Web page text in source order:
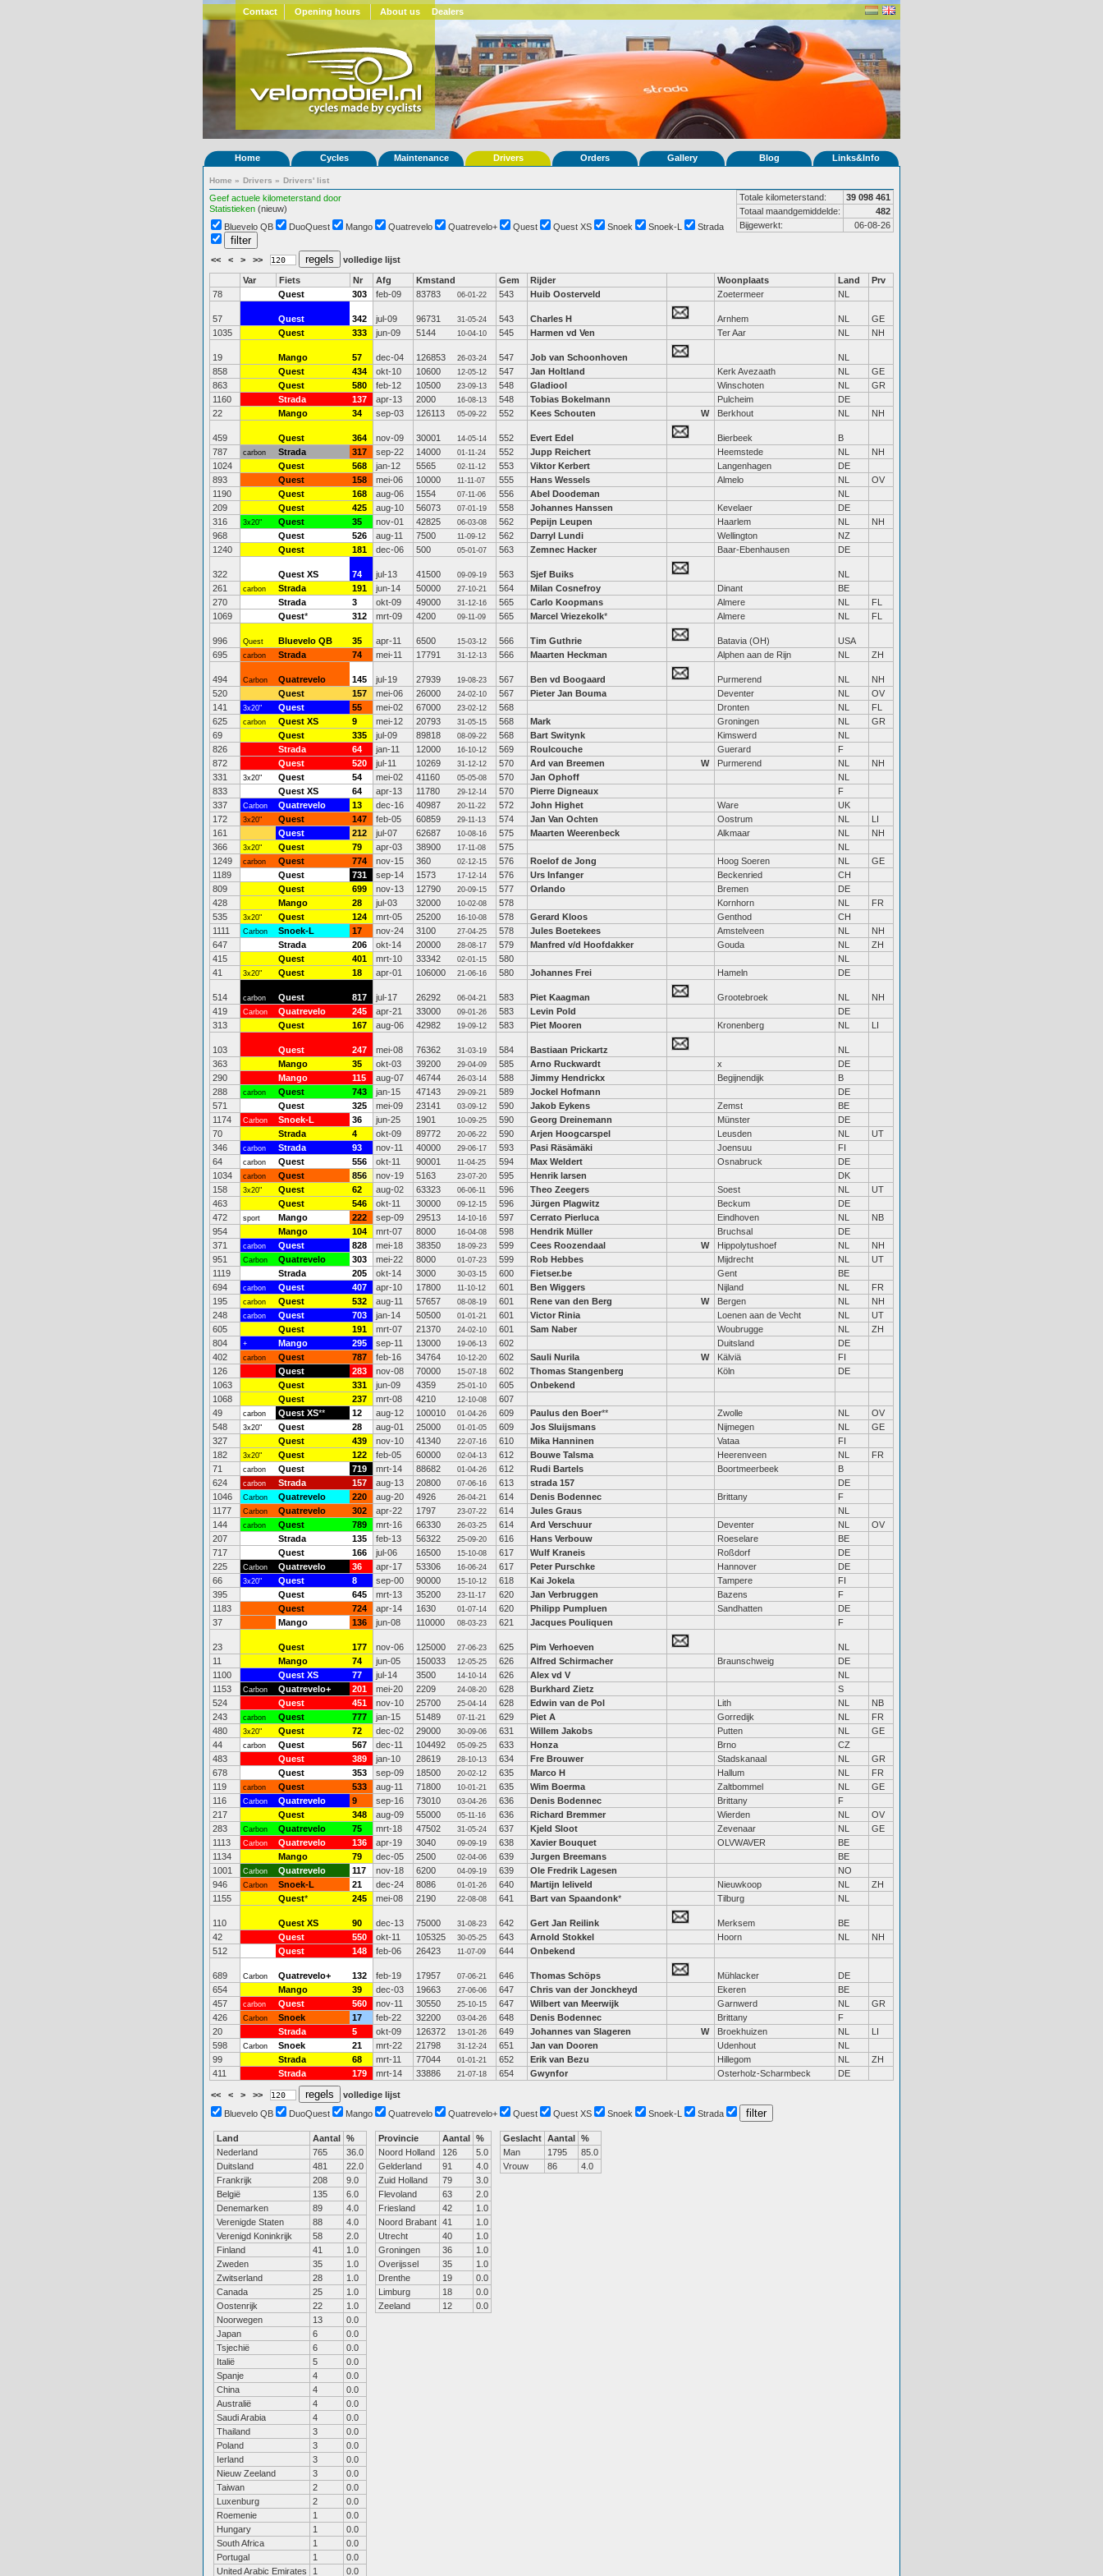
Contact Opening hours About us Dealers
Home Cycles Maintenance Drivers Orders Gallery Blog Links&Info
Home » Drivers » Drivers' list
Geef actuele kilometerstand door
Statistieken (nieuw)
Totale kilometerstand:
39 098 461
Totaal maandgemiddelde:
482
Bijgewerkt:
06-08-26
Bluevelo QB DuoQuest Mango Quatrevelo Quatrevelo+ Quest Quest XS Snoek Snoek-L Strada
<< < > >> volledige lijst
Var Fiets Nr Afg Kmstand Gem Rijder Woonplaats Land
Prv
78
Quest 303 feb-09 83783 06-01-22 543 Huib Oosterveld Zoetermeer NL
57 Quest 342 jul-09 96731 31-05-24 543 Charles H Arnhem NL
GE
1035
Quest 333 jun-09 5144 10-04-10 545 Harmen vd Ven Ter Aar NL NH
19 Mango 57 dec-04 126853 26-03-24 547 Job van Schoonhoven
NL
858
Quest 434 okt-10 10600 12-05-12 547 Jan Holtland Kerk Avezaath NL
GE
863
Quest 580 feb-12 10500 23-09-13 548 Gladiool Winschoten NL
GR
1160
Strada 137 apr-13 2000 16-08-13 548 Tobias Bokelmann Pulcheim
DE
22
Mango 34 sep-03 126113 05-09-22 552 Kees Schouten W Berkhout NL NH
459 Quest 364 nov-09 30001 14-05-14 552 Evert Edel Bierbeek
B
787
carbon Strada 317 sep-22 14000 01-11-24 552 Jupp Reichert Heemstede NL
NH
1024
Quest 568 jan-12 5565 02-11-12 553 Viktor Kerbert Langenhagen
DE
893
Quest 158 mei-06 10000 11-11-07 555 Hans Wessels Almelo NL
OV
1190
Quest 168 aug-06 1554 07-11-06 556 Abel Doodeman
NL
209
Quest 425 aug-10 56073 07-01-19 558 Johannes Hanssen Kevelaer
DE
316
3x20" Quest 35 nov-01 42825 06-03-08 562 Pepijn Leupen Haarlem NL
NH
968
Quest 526 aug-11 7500 11-09-12 562 Darryl Lundi Wellington
NZ
1240
Quest 181 dec-06 500 05-01-07 563 Zemnec Hacker Baar-Ebenhausen DE
322 Quest XS 74 jul-13 41500 09-09-19 563 Sjef Buiks
NL
261
carbon Strada 191 jun-14 50000 27-10-21 564 Milan Cosnefroy Dinant
BE
270
Strada 3 okt-09 49000 31-12-16 565 Carlo Koopmans Almere NL
FL
1069
Quest* 312 mrt-09 4200 09-11-09 565 Marcel Vriezekolk* Almere NL FL
996 Quest Bluevelo QB 35 apr-11 6500 15-03-12 566 Tim Guthrie Batavia (OH)
USA
695
carbon Strada 74 mei-11 17791 31-12-13 566 Maarten Heckman Alphen aan de Rijn NL ZH
494 Carbon Quatrevelo 145 jul-19 27939 19-08-23 567 Ben vd Boogaard Purmerend NL
NH
520
Quest 157 mei-06 26000 24-02-10 567 Pieter Jan Bouma Deventer NL
OV
141
3x20" Quest 55 mei-02 67000 23-02-12 568 Dronten NL
FL
625
carbon Quest XS 9 mei-12 20793 31-05-15 568 Mark Groningen NL
GR
69
Quest 335 jul-09 89818 08-09-22 568 Bart Switynk Kimswerd
NL
826
Strada 64 jan-11 12000 16-10-12 569 Roulcouche Guerard
F
872
Quest 520 jul-11 10269 31-12-12 570 Ard van Breemen W Purmerend NL
NH
331
3x20" Quest 54 mei-02 41160 05-05-08 570 Jan Ophoff
NL
833
Quest XS 64 apr-13 11780 29-12-14 570 Pierre Digneaux
F
337
Carbon Quatrevelo 13 dec-16 40987 20-11-22 572 John Highet Ware
UK
172
3x20" Quest 147 feb-05 60859 29-11-13 574 Jan Van Ochten Oostrum NL
LI
161
Quest 212 jul-07 62687 10-08-16 575 Maarten Weerenbeck Alkmaar NL
NH
366
3x20" Quest 79 apr-03 38900 17-11-08 575
NL
1249
carbon Quest 774 nov-15 360 02-12-15 576 Roelof de Jong Hoog Soeren NL
GE
1189
Quest 731 sep-14 1573 17-12-14 576 Urs Infanger Beckenried
CH
809
Quest 699 nov-13 12790 20-09-15 577 Orlando Bremen
DE
428
Mango 28 jul-03 32000 10-02-08 578 Kornhorn NL
FR
535
3x20" Quest 124 mrt-05 25200 16-10-08 578 Gerard Kloos Genthod
CH
1111
Carbon Snoek-L 17 nov-24 3100 27-04-25 578 Jules Boetekees Amstelveen NL
NH
647
Strada 206 okt-14 20000 28-08-17 579 Manfred v/d Hoofdakker Gouda NL
ZH
415
Quest 401 mrt-10 33342 02-01-15 580
NL
41
3x20" Quest 18 apr-01 106000 21-06-16 580 Johannes Frei Hameln DE
514 carbon Quest 817 jul-17 26292 06-04-21 583 Piet Kaagman Grootebroek NL
NH
419
Carbon Quatrevelo 245 apr-21 33000 09-01-26 583 Levin Pold
DE
313
Quest 167 aug-06 42982 19-09-12 583 Piet Mooren Kronenberg NL LI
103 Quest 247 mei-08 76362 31-03-19 584 Bastiaan Prickartz
NL
363
Mango 35 okt-03 39200 29-04-09 585 Arno Ruckwardt x
DE
290
Mango 115 aug-07 46744 26-03-14 588 Jimmy Hendrickx Begijnendijk
B
288
carbon Quest 743 jan-15 47143 29-09-21 589 Jockel Hofmann
DE
571
Quest 325 mei-09 23141 03-09-12 590 Jakob Eykens Zemst
BE
1174
Carbon Snoek-L 36 jun-25 1901 10-09-25 590 Georg Dreinemann Münster
DE
70
Strada 4 okt-09 89772 20-06-22 590 Arjen Hoogcarspel Leusden NL
UT
346
carbon Strada 93 nov-11 40000 29-06-17 593 Pasi Räsämäki Joensuu
FI
64
carbon Quest 556 okt-11 90001 11-04-25 594 Max Weldert Osnabruck
DE
1034
carbon Quest 856 nov-19 5163 23-07-20 595 Henrik larsen
DK
158
3x20" Quest 62 aug-02 63323 06-06-11 596 Theo Zeegers Soest NL
UT
463
Quest 546 okt-11 30000 09-12-15 596 Jürgen Plagwitz Beckum
DE
472
sport Mango 222 sep-09 29513 14-10-16 597 Cerrato Pierluca Eindhoven NL
NB
954
Mango 104 mrt-07 8000 16-04-08 598 Hendrik Müller Bruchsal
DE
371
carbon Quest 828 mei-18 38350 18-09-23 599 Cees Roozendaal W Hippolytushoef NL
NH
951
Carbon Quatrevelo 303 mei-22 8000 01-07-23 599 Rob Hebbes Mijdrecht NL
UT
1119
Strada 205 okt-14 3000 30-03-15 600 Fietser.be Gent
BE
694
carbon Quest 407 apr-10 17800 11-10-12 601 Ben Wiggers Nijland NL
FR
195
carbon Quest 532 aug-11 57657 08-08-19 601 Rene van den Berg W Bergen NL
NH
248
carbon Quest 703 jan-14 50500 01-01-21 601 Victor Rinia Loenen aan de Vecht NL
UT
605
Quest 191 mrt-07 21370 24-02-10 601 Sam Naber Woubrugge NL
ZH
804
+ Mango 295 sep-11 13000 19-06-13 602 Duitsland
DE
402
carbon Quest 787 feb-16 34764 10-12-20 602 Sauli Nurila W Kälviä
FI
126
Quest 283 nov-08 70000 15-07-18 602 Thomas Stangenberg Köln
DE
1063
Quest 331 jun-09 4359 25-01-10 605
Onbekend
1068
Quest 237 mrt-08 4210 12-10-08
607
49
carbon Quest XS** 12 aug-12 100010 01-04-26 609 Paulus den Boer** Zwolle NL
OV
548
3x20" Quest 28 aug-01 25000 01-01-05 609 Jos Sluijsmans Nijmegen NL
GE
327
Quest 439 nov-10 41340 22-07-16 610 Mika Hanninen Vataa
FI
182
3x20" Quest 122 feb-05 60000 02-04-13 612 Bouwe Talsma Heerenveen NL
FR
71
carbon Quest 719 mrt-14 88682 01-04-26 612 Rudi Bartels Boortmeerbeek
B
624
carbon Strada 157 aug-13 20800 07-06-16 613 strada 157
DE
1046
Carbon Quatrevelo 220 aug-20 4926 26-04-21 614 Denis Bodennec Brittany
F
1177
Carbon Quatrevelo 302 apr-22 1797 23-07-22 614 Jules Graus
NL
144
carbon Quest 789 mrt-16 66330 26-03-25 614 Ard Verschuur Deventer NL
OV
207
Strada 135 feb-13 56322 25-09-20 616 Hans Verbouw Roeselare
BE
717
Quest 166 jul-06 16500 15-10-08 617 Wulf Kraneis Roßdorf
DE
225
Carbon Quatrevelo 36 apr-17 53306 16-06-24 617 Peter Purschke Hannover
DE
66
3x20" Quest 8 sep-00 90000 15-10-12 618 Kai Jokela Tampere
FI
395
Quest 645 mrt-13 35200 23-11-17 620 Jan Verbruggen Bazens
F
1183
Quest 724 apr-14 1630 01-07-14 620 Philipp Pumpluen Sandhatten
DE
37
Mango 136 jun-08 110000 08-03-23 621 Jacques Pouliquen F
23 Quest 177 nov-06 125000 27-06-23 625 Pim Verhoeven
NL
11
Mango 74 jun-05 150033 12-05-25 626 Alfred Schirmacher Braunschweig
DE
1100
Quest XS 77 jul-14 3500 14-10-14 626 Alex vd V
NL
1153
Carbon Quatrevelo+ 201 mei-20 2209 24-08-20 628 Burkhard Zietz
S
524
Quest 451 nov-10 25700 25-04-14 628 Edwin van de Pol Lith NL
NB
243
carbon Quest 777 jan-15 51489 07-11-21 629 Piet A Gorredijk NL
FR
480
3x20" Quest 72 dec-02 29000 30-09-06 631 Willem Jakobs Putten NL
GE
44
carbon Quest 567 dec-11 104492 05-09-25 633 Honza Brno
CZ
483
Quest 389 jan-10 28619 28-10-13 634 Fre Brouwer Stadskanaal NL
GR
678
Quest 353 sep-09 18500 20-02-12 635 Marco H Hallum NL
FR
119
carbon Quest 533 aug-11 71800 10-01-21 635 Wim Boerma Zaltbommel NL
GE
116
Carbon Quatrevelo 9 sep-16 73010 03-04-26 636 Denis Bodennec Brittany
F
217
Quest 348 aug-09 55000 05-11-16 636 Richard Bremmer Wierden NL
OV
283
Carbon Quatrevelo 75 mrt-18 47502 31-05-24 637 Kjeld Sloot Zevenaar NL
GE
1113
Carbon Quatrevelo 136 apr-19 3040 09-09-19 638 Xavier Bouquet OLVWAVER
BE
1134
Mango 79 dec-05 2500 02-04-06 639 Jurgen Breemans
BE
1001
Carbon Quatrevelo 117 nov-18 6200 04-09-19 639 Ole Fredrik Lagesen
NO
946
Carbon Snoek-L 21 dec-24 8086 01-01-26 640 Martijn leliveld Nieuwkoop NL
ZH
1155
Quest* 245 mei-08 2190 22-08-08 641 Bart van Spaandonk* Tilburg NL
110 Quest XS 90 dec-13 75000 31-08-23 642 Gert Jan Reilink Merksem
BE
42
Quest 550 okt-11 105325 30-05-25 643 Arnold Stokkel Hoorn NL
NH
512
Quest 148 feb-06 26423 11-07-09 644 Onbekend
689 Carbon Quatrevelo+ 132 feb-19 17957 07-06-21 646 Thomas Schöps Mühlacker
DE
654
Mango 39 dec-03 19663 27-06-06 647 Chris van der Jonckheyd Ekeren
BE
457
carbon Quest 560 nov-11 30550 25-10-15 647 Wilbert van Meerwijk Garnwerd NL
GR
426
Carbon Snoek 17 feb-22 32200 03-04-26 648 Denis Bodennec Brittany
F
20
Strada 5 okt-09 126372 13-01-26 649 Johannes van Slageren W Broekhuizen NL
LI
598
Carbon Snoek 21 mrt-22 21798 31-12-24 651 Jan van Dooren Udenhout
NL
99
Strada 68 mrt-11 77044 01-01-21 652 Erik van Bezu Hillegom NL
ZH
411
Strada 179 mrt-14 33886 21-07-18 654 Gwynfor Osterholz-Scharmbeck DE
<< < > >>
volledige lijst
Bluevelo QB
DuoQuest Mango Quatrevelo Quatrevelo+ Quest Quest XS Snoek Snoek-L Strada
Land Aantal %
Nederland
765
36.0
Duitsland
481
22.0
Frankrijk
208
9.0
België
135
6.0
Denemarken
89
4.0
Verenigde Staten
88
4.0
Verenigd Koninkrijk
58
2.0
Finland
41
1.0
Zweden
35
1.0
Zwitserland
28
1.0
Canada
25
1.0
Oostenrijk
22
1.0
Noorwegen
13
0.0
Japan
6
0.0
Tsjechië
6
0.0
Italië
5
0.0
Spanje
4
0.0
China
4
0.0
Australië
4
0.0
Saudi Arabia
4
0.0
Thailand
3
0.0
Poland
3
0.0
Ierland
3
0.0
Nieuw Zeeland
3
0.0
Taiwan
2
0.0
Luxenburg
2
0.0
Roemenie
1
0.0
Hungary
1
0.0
South Africa
1
0.0
Portugal
1
0.0
United Arabic Emirates
1 0.0
Provincie Aantal %
Noord Holland
126
5.0
Gelderland
91
4.0
Zuid Holland
79
3.0
Flevoland
63
2.0
Friesland
42
1.0
Noord Brabant 41
1.0
Utrecht
40
1.0
Groningen
36
1.0
Overijssel
35
1.0
Drenthe
19
0.0
Limburg
18
0.0
Zeeland
12 0.0
Geslacht Aantal %
Man
1795
85.0
Vrouw
86 4.0